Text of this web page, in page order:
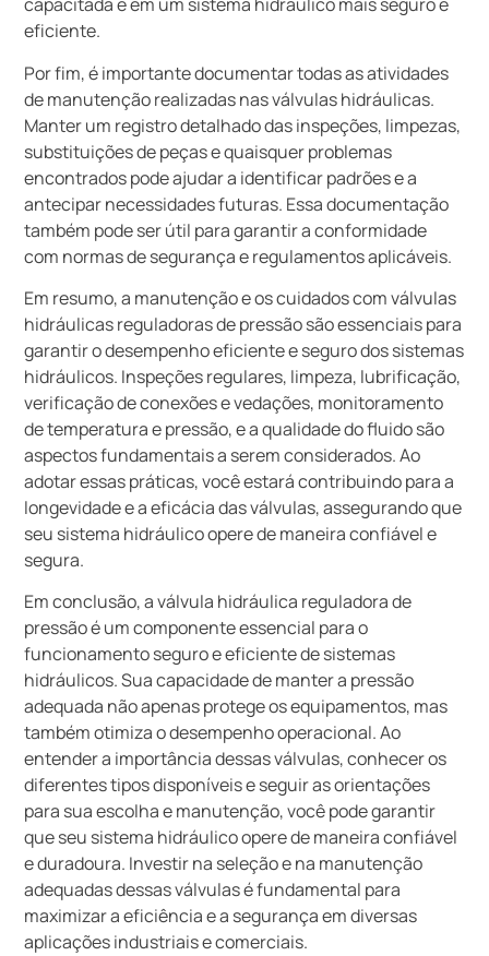
eficiente.
Por fim, é importante documentar todas as atividades
de manutenção realizadas nas válvulas hidráulicas.
Manter um registro detalhado das inspeções, limpezas,
substituições de peças e quaisquer problemas
encontrados pode ajudar a identificar padrões e a
antecipar necessidades futuras. Essa documentação
também pode ser útil para garantir a conformidade
com normas de segurança e regulamentos aplicáveis.
Em resumo, a manutenção e os cuidados com válvulas
hidráulicas reguladoras de pressão são essenciais para
garantir o desempenho eficiente e seguro dos sistemas
hidráulicos. Inspeções regulares, limpeza, lubrificação,
verificação de conexões e vedações, monitoramento
de temperatura e pressão, e a qualidade do fluido são
aspectos fundamentais a serem considerados. Ao
adotar essas práticas, você estará contribuindo para a
longevidade e a eficácia das válvulas, assegurando que
seu sistema hidráulico opere de maneira confiável e
segura.
Em conclusão, a válvula hidráulica reguladora de
pressão é um componente essencial para o
funcionamento seguro e eficiente de sistemas
hidráulicos. Sua capacidade de manter a pressão
adequada não apenas protege os equipamentos, mas
também otimiza o desempenho operacional. Ao
entender a importância dessas válvulas, conhecer os
diferentes tipos disponíveis e seguir as orientações
para sua escolha e manutenção, você pode garantir
que seu sistema hidráulico opere de maneira confiável
e duradoura. Investir na seleção e na manutenção
adequadas dessas válvulas é fundamental para
maximizar a eficiência e a segurança em diversas
aplicações industriais e comerciais.